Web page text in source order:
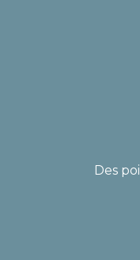
Des